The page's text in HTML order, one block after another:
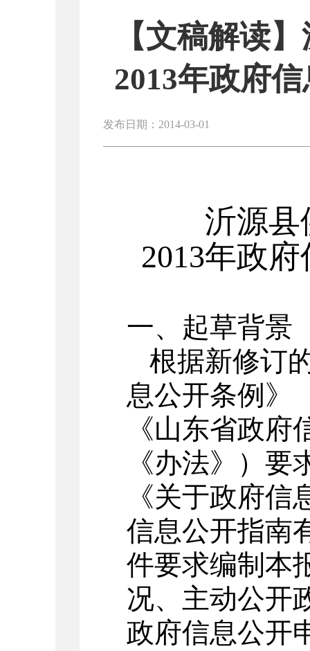
【文稿解读
2013年政府
发布日期：2014-03-01
沂源县
2013年政府
一、 起草背景
根据新修订
息公开条例》
《山东省政
《办法》）
《关于政府
信息公开指南
件要求编制本
况、主动公开
政府信息公开